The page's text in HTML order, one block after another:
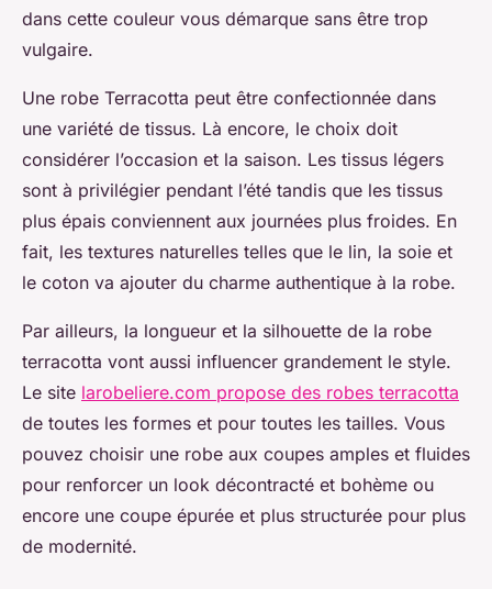
dans cette couleur vous démarque sans être trop
vulgaire.
Une robe Terracotta peut être confectionnée dans
une variété de tissus. Là encore, le choix doit
considérer l’occasion et la saison. Les tissus légers
sont à privilégier pendant l’été tandis que les tissus
plus épais conviennent aux journées plus froides. En
fait, les textures naturelles telles que le lin, la soie et
le coton va ajouter du charme authentique à la robe.
Par ailleurs, la longueur et la silhouette de la robe
terracotta vont aussi influencer grandement le style.
Le site larobeliere.com propose des robes terracotta
de toutes les formes et pour toutes les tailles. Vous
pouvez choisir une robe aux coupes amples et fluides
pour renforcer un look décontracté et bohème ou
encore une coupe épurée et plus structurée pour plus
de modernité.